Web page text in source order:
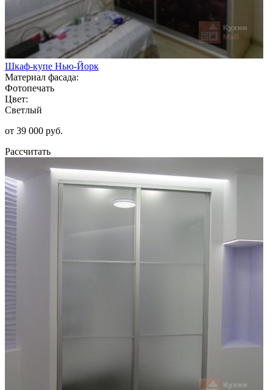
Шкаф-купе Нью-Йорк
Материал фасада:
Фотопечать
Цвет:
Светлый
от 39 000 руб.
Рассчитать